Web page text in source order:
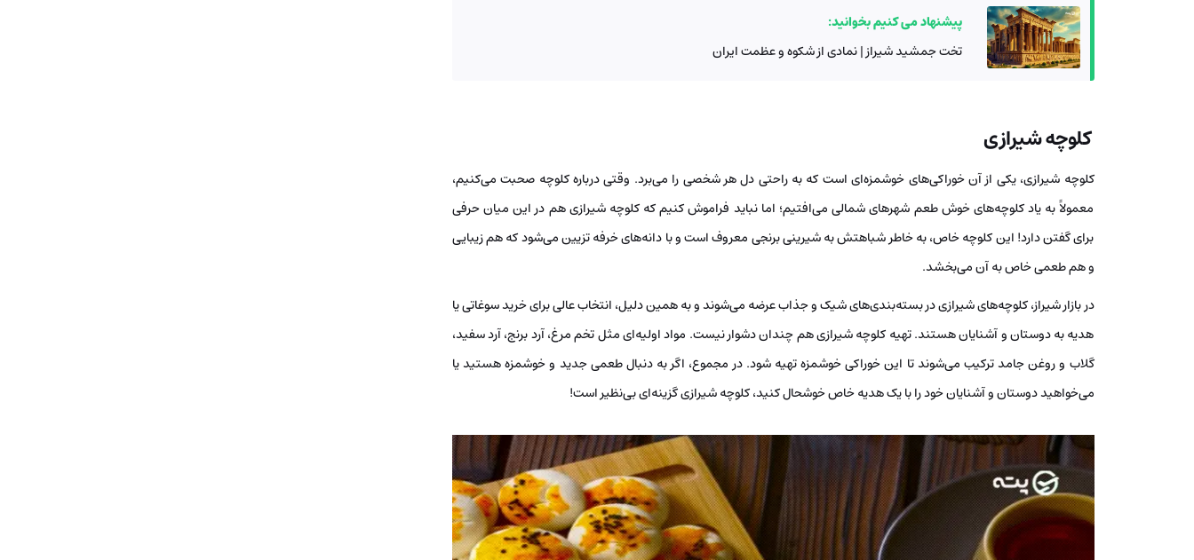
پیشنهاد می کنیم بخوانید:
تخت جمشید شیراز | نمادی از شکوه و عظمت ایران
کلوچه شیرازی
کلوچه شیرازی، یکی از آن خوراکی‌های خوشمزه‌ای است که به راحتی دل هر شخصی را می‌برد. وقتی درباره کلوچه صحبت می‌کنیم،
معمولاً به یاد کلوچه‌های خوش ‌طعم شهرهای شمالی می‌افتیم؛ اما نباید فراموش کنیم که کلوچه شیرازی هم در این میان حرفی
برای گفتن دارد! این کلوچه خاص، به خاطر شباهتش به شیرینی برنجی معروف است و با دانه‌های خرفه تزیین می‌شود که هم زیبایی
و هم طعمی خاص به آن می‌بخشد.
در بازار شیراز، کلوچه‌های شیرازی در بسته‌بندی‌های شیک و جذاب عرضه می‌شوند و به همین دلیل، انتخاب عالی برای خرید سوغاتی یا
هدیه به دوستان و آشنایان هستند. تهیه کلوچه شیرازی هم چندان دشوار نیست. مواد اولیه‌ای مثل تخم ‌مرغ، آرد برنج، آرد سفید،
گلاب و روغن جامد ترکیب می‌شوند تا این خوراکی خوشمزه تهیه شود. در مجموع، اگر به دنبال طعمی جدید و خوشمزه هستید یا
می‌خواهید دوستان و آشنایان خود را با یک هدیه خاص خوشحال کنید، کلوچه شیرازی گزینه‌ای بی‌نظیر است!